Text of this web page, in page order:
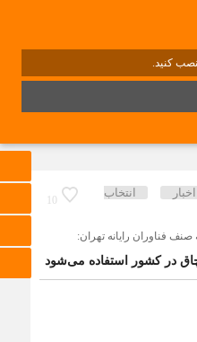
نصب کنید.
10
اخبار
انتخاب
فناوران رایانه تهران:
در کشور استفاده می‌شود